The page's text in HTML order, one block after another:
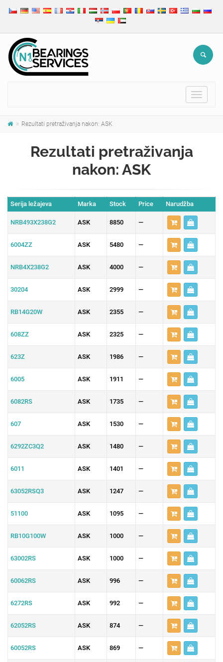
Toggle
Rezultati pretraživanja nakon: ASK
Rezultati pretraživanja
nakon: ASK
Serija ležajeva Marka Stock Price Narudžba
NRB493X238G2 ASK 8850 —
6004ZZ ASK 5480 —
NRB4X238G2 ASK 4000 —
30204 ASK 2999 —
RB14G20W ASK 2355 —
608ZZ ASK 2325 —
623Z ASK 1986 —
6005 ASK 1911 —
6082RS ASK 1735 —
607 ASK 1530 —
6292ZC3Q2 ASK 1480 —
6011 ASK 1401 —
63052RSQ3 ASK 1247 —
51100 ASK 1095 —
RB10G100W ASK 1000 —
63002RS ASK 1000 —
60062RS ASK 996 —
6272RS ASK 992 —
62052RS ASK 874 —
60052RS ASK 869 —